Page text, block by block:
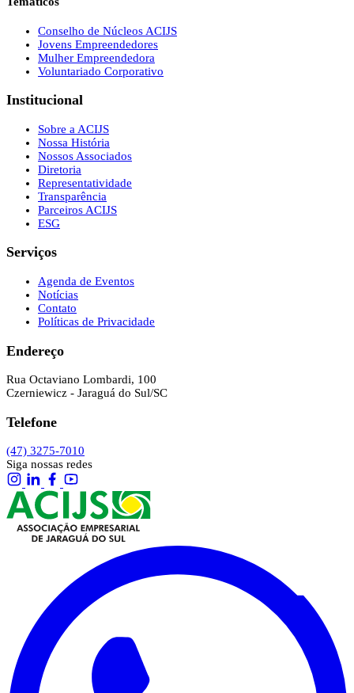
Conselho de Núcleos ACIJS
Jovens Empreendedores
Mulher Empreendedora
Voluntariado Corporativo
Institucional
Sobre a ACIJS
Nossa História
Nossos Associados
Diretoria
Representatividade
Transparência
Parceiros ACIJS
ESG
Serviços
Agenda de Eventos
Notícias
Contato
Políticas de Privacidade
Endereço
Rua Octaviano Lombardi, 100
Czerniewicz - Jaraguá do Sul/SC
Telefone
(47) 3275-7010
Siga nossas redes